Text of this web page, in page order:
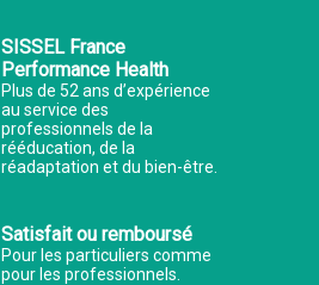
SISSEL France
Performance Health
Plus de 52 ans d’expérience
au service des
professionnels de la
rééducation, de la
réadaptation et du bien-être.
Satisfait ou remboursé
Pour les particuliers comme
pour les professionnels.